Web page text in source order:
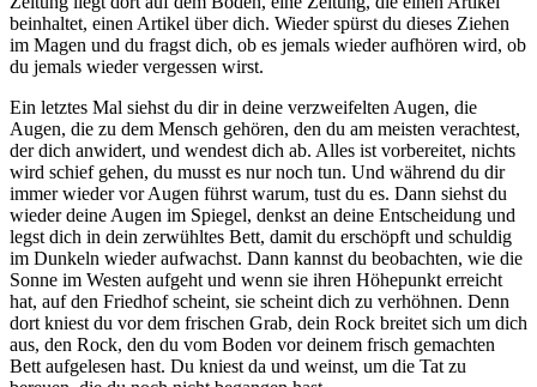
beinhaltet, einen Artikel über dich. Wieder spürst du dieses Ziehen
im Magen und du fragst dich, ob es jemals wieder aufhören wird, ob
du jemals wieder vergessen wirst.
Ein letztes Mal siehst du dir in deine verzweifelten Augen, die
Augen, die zu dem Mensch gehören, den du am meisten verachtest,
der dich anwidert, und wendest dich ab. Alles ist vorbereitet, nichts
wird schief gehen, du musst es nur noch tun. Und während du dir
immer wieder vor Augen führst warum, tust du es. Dann siehst du
wieder deine Augen im Spiegel, denkst an deine Entscheidung und
legst dich in dein zerwühltes Bett, damit du erschöpft und schuldig
im Dunkeln wieder aufwachst. Dann kannst du beobachten, wie die
Sonne im Westen aufgeht und wenn sie ihren Höhepunkt erreicht
hat, auf den Friedhof scheint, sie scheint dich zu verhöhnen. Denn
dort kniest du vor dem frischen Grab, dein Rock breitet sich um dich
aus, den Rock, den du vom Boden vor deinem frisch gemachten
Bett aufgelesen hast. Du kniest da und weinst, um die Tat zu